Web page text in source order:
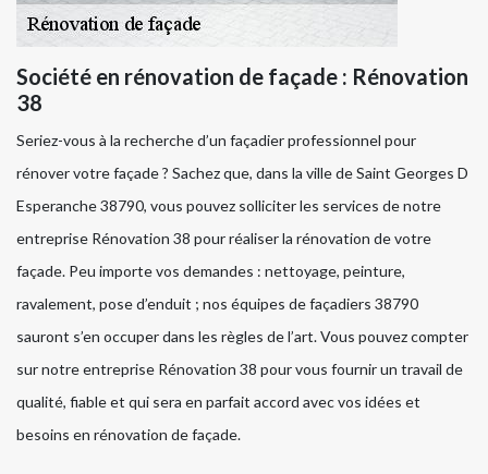
Société en rénovation de façade : Rénovation
38
Seriez-vous à la recherche d’un façadier professionnel pour
rénover votre façade ? Sachez que, dans la ville de Saint Georges D
Esperanche 38790, vous pouvez solliciter les services de notre
entreprise Rénovation 38 pour réaliser la rénovation de votre
façade. Peu importe vos demandes : nettoyage, peinture,
ravalement, pose d’enduit ; nos équipes de façadiers 38790
sauront s’en occuper dans les règles de l’art. Vous pouvez compter
sur notre entreprise Rénovation 38 pour vous fournir un travail de
qualité, fiable et qui sera en parfait accord avec vos idées et
besoins en rénovation de façade.